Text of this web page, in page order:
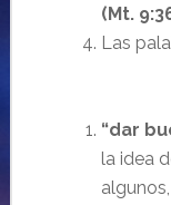
(Mt.
Las
“dar
la idea